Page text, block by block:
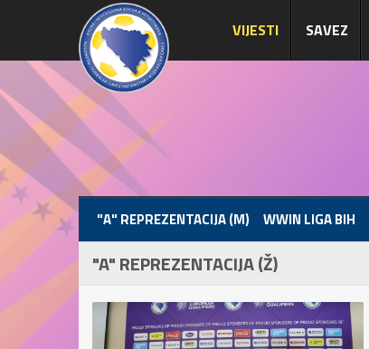
VIJESTI SAVEZ
"A" REPREZENTACIJA (M) WWIN LIGA BIH
"A" REPREZENTACIJA (Ž)